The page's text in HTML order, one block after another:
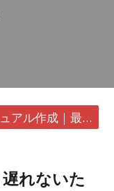
金融等の難関許認可の規程・マニュアル作成｜最短24時間・書類1通から
れないた